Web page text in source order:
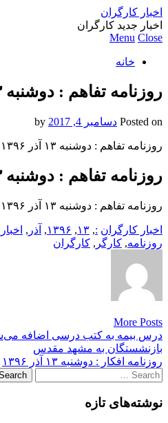
اخبار کارگران
اخبار جدید کارگران
Menu Close
خانه
روزنامه تفاهم : دوشنبه ۱۳ آذر ۱۳۹۶
Posted on دسامبر 4, 2017
روزنامه تفاهم : دوشنبه ۱۳ آذر ۱۳۹۶
روزنامه تفاهم : دوشنبه ۱۳ آذر ۱۳۹۶
روزنامه تفاهم : دوشنبه ۱۳ آذر ۱۳۹۶
اخبار کارگران :
, ۱۳, ۱۳۹۶, آذر , اخبار
روزنامه, کارگر , کارگران
More Posts
Post
navigation
درس بیمه به کتب درسی اضافه
بازنشستگان به مشهد مقدس
روزنامه افکار : دوشنبه ۱۳ آذر ۱۳۹۶
Search
for:
نوشته‌های تازه